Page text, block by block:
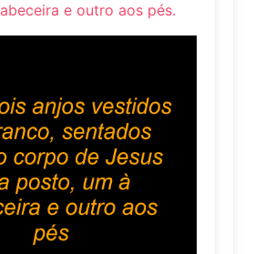
e outro aos pés.